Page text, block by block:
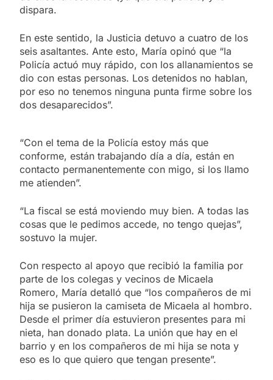
dispara.
En este sentido, la Justicia detuvo a cuatro de los
seis asaltantes. Ante esto, María opinó que “la
Policía actuó muy rápido, con los allanamientos se
dio con estas personas. Los detenidos no hablan,
por eso no tenemos ninguna punta firme sobre los
dos desaparecidos”.
“Con el tema de la Policía estoy más que
conforme, están trabajando día a día, están en
contacto permanentemente con migo, si los llamo
me atienden”.
“La fiscal se está moviendo muy bien. A todas las
cosas que le pedimos accede, no tengo quejas”,
sostuvo la mujer.
Con respecto al apoyo que recibió la familia por
parte de los colegas y vecinos de Micaela
Romero, María detalló que “los compañeros de mi
hija se pusieron la camiseta de Micaela al hombro.
Desde el primer día estuvieron presentes para mi
nieta, han donado plata. La unión que hay en el
barrio y en los compañeros de mi hija se nota y
eso es lo que quiero que tengan presente”.